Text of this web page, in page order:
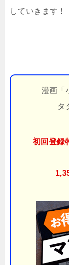
していきます！
漫画「
タ
初回登録